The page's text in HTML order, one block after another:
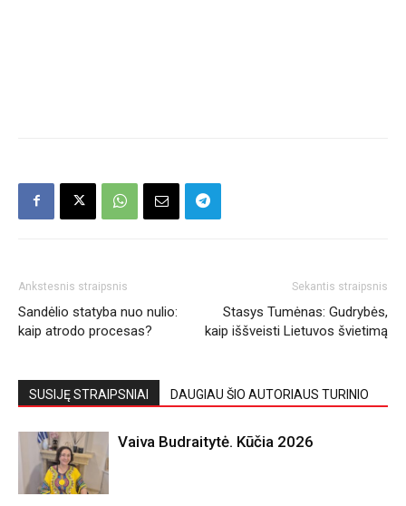
Ankstesnis straipsnis
Sandėlio statyba nuo nulio:
kaip atrodo procesas?
Sekantis straipsnis
Stasys Tumėnas: Gudrybės,
kaip iššveisti Lietuvos švietimą
SUSIJĘ STRAIPSNIAI DAUGIAU ŠIO AUTORIAUS TURINIO
Vaiva Budraitytė. Kūčia 2026